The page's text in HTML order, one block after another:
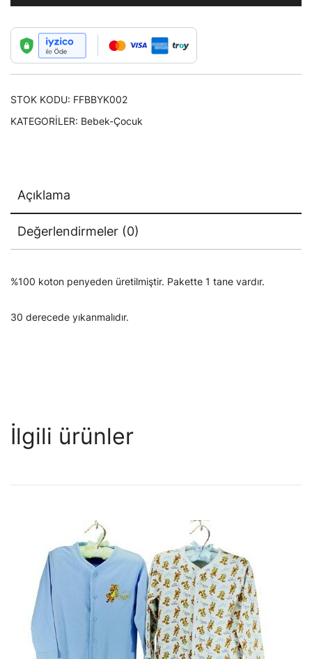
2
adet
STOK KODU: FFBBYK002
KATEGORILER: Bebek-Çocuk
Açıklama
Değerlendirmeler (0)
%100 koton penyeden üretilmiştir. Pakette 1 tane vardır.
30 derecede yıkanmalıdır.
İlgili ürünler